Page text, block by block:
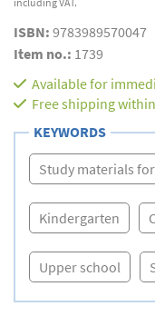
ISBN: 9783989570047
Item no.: 1739
Available for
Free shipping
KEYWORDS
Study materials
Kindergarten
Upper school